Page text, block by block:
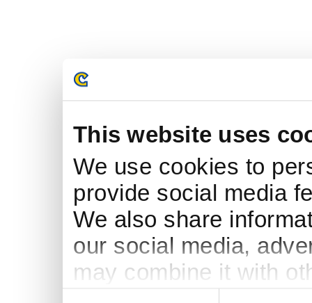
This website uses
We use cookies to
provide social media
We also share
our social media,
may combine it with